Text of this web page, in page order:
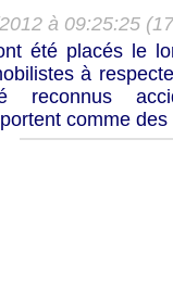
à 09:25:25
été placés le
à
comme des